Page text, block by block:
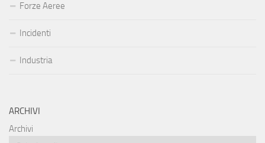
Forze Aeree
Incidenti
Industria
ARCHIVI
Archivi